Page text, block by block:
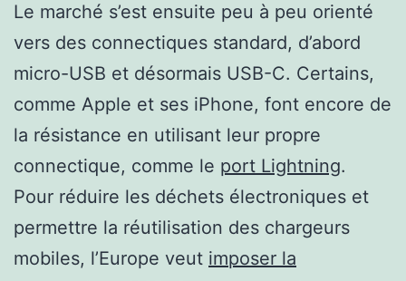
Le marché s’est ensuite peu à peu orienté
vers des connectiques standard, d’abord
micro-USB et désormais USB-C. Certains,
comme Apple et ses iPhone, font encore de
la résistance en utilisant leur propre
connectique, comme le port Lightning.
Pour réduire les déchets électroniques et
permettre la réutilisation des chargeurs
mobiles, l’Europe veut imposer la